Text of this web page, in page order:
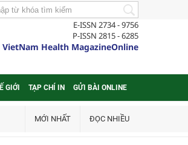
E-ISSN 2734 - 9756
P-ISSN 2815 - 6285
VietNam Health MagazineOnline
GIỚI TẠP CHÍ IN GỬI BÀI ONLINE
MỚI NHẤT ĐỌC NHIỀU